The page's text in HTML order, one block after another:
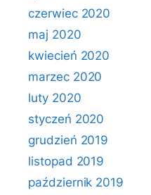
czerwiec 2020
maj 2020
kwiecień 2020
marzec 2020
luty 2020
styczeń 2020
grudzień 2019
listopad 2019
październik 2019